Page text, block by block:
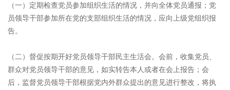
（一）定期检查党员参加组织生活的情况，并向全体党员通报；党
员领导干部参加所在党的支部组织生活的情况，应向上级党组织报
告。
（二）督促按期开好党员领导干部民主生活会。会前，收集党员、
群众对党员领导干部的意见，如实转告本人或者在会上报告；会
后，监督党员领导干部根据党内外群众提出的意见进行整改，将执